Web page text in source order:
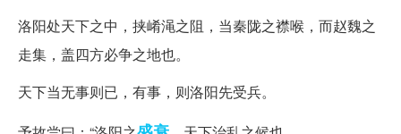
洛阳处天下之中，挟崤渑之阻，当秦陇之襟喉，而赵魏之
走集，盖四方必争之地也。
天下当无事则已，有事，则洛阳先受兵。